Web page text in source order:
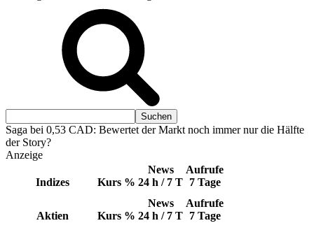
Saga bei 0,53 CAD: Bewertet der Markt noch immer nur die Hälfte
der Story?
Anzeige
Indizes Kurs %
News
24 h / 7 T
Aufrufe
7 Tage
Aktien Kurs %
News
24 h / 7 T
Aufrufe
7 Tage